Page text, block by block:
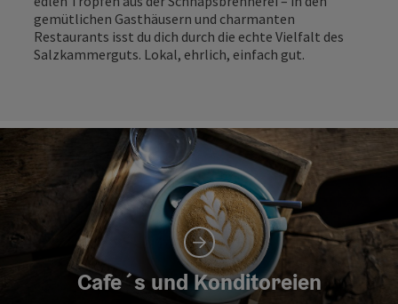
gemütlichen Gasthäusern und charmanten
Restaurants isst du dich durch die echte Vielfalt des
Salzkammerguts. Lokal, ehrlich, einfach gut.
Cafe´s und Konditoreien